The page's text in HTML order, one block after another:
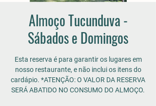
Almoço Tucunduva -
Sábados e Domingos
Esta reserva é para garantir os lugares em
nosso restaurante, e não inclui os itens do
cardápio. *ATENÇÃO: O VALOR DA RESERVA
SERÁ ABATIDO NO CONSUMO DO ALMOÇO.